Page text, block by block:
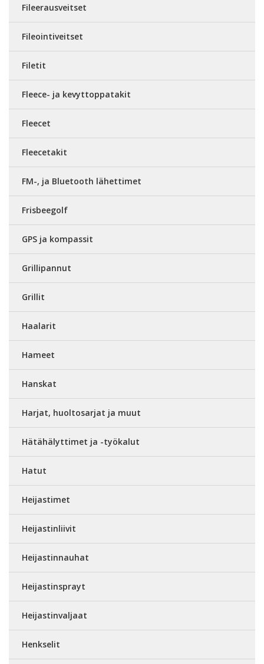
Fileerausveitset
Fileointiveitset
Filetit
Fleece- ja kevyttoppatakit
Fleecet
Fleecetakit
FM-, ja Bluetooth lähettimet
Frisbeegolf
GPS ja kompassit
Grillipannut
Grillit
Haalarit
Hameet
Hanskat
Harjat, huoltosarjat ja muut
Hätähälyttimet ja -työkalut
Hatut
Heijastimet
Heijastinliivit
Heijastinnauhat
Heijastinsprayt
Heijastinvaljaat
Henkselit